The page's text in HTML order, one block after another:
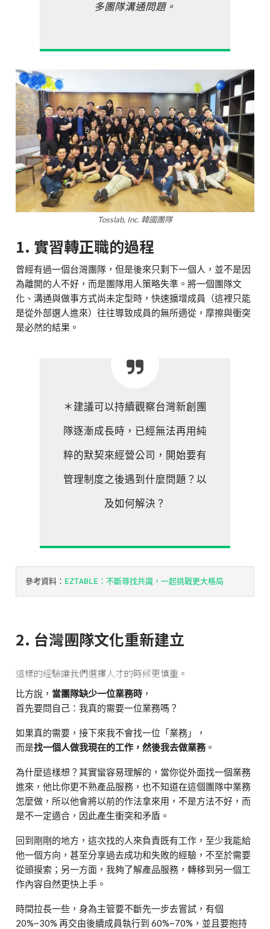
多團隊溝通問題。
Tosslab, Inc. 韓國團隊
1. 實習轉正職的過程
曾經有過一個台灣團隊，但是後來只剩下一個人，並不是因
為離開的人不好，而是團隊用人策略失準。將一個團隊文
化、溝通與做事方式尚未定型時，快速擴增成員（這裡只能
是從外部選人進來）往往導致成員的無所適從，摩擦與衝突
是必然的結果。
＊建議可以持續觀察台灣新創團
隊逐漸成長時，已經無法再用純
粹的默契來經營公司，開始要有
管理制度之後遇到什麼問題？以
及如何解決？
參考資料： EZTABLE：不斷尋找共識，一起挑戰更大格局
2. 台灣團隊文化重新建立
這樣的經驗讓我們選擇人才的時候更慎重。
比方說， 當團隊缺少一位業務時 ，
首先要問自己：我真的需要一位業務嗎？
如果真的需要，接下來我不會找一位「業務」，
而是找一個人做我現在的工作，然後我去做業務。
為什麼這樣想？其實蠻容易理解的，當你從外面找一個業務
進來，他比你更不熟產品服務，也不知道在這個團隊中業務
怎麼做，所以他會將以前的作法拿來用，不是方法不好，而
是不一定適合，因此產生衝突和矛盾。
回到剛剛的地方，這次找的人來負責既有工作，至少我能給
他一個方向，甚至分享過去成功和失敗的經驗，不至於需要
從頭摸索；另一方面，我夠了解產品服務，轉移到另一個工
作內容自然更快上手。
時間拉長一些，身為主管要不斷先一步去嘗試，有個
20%~30% 再交由後續成員執行到 60%~70%，並且要抱持